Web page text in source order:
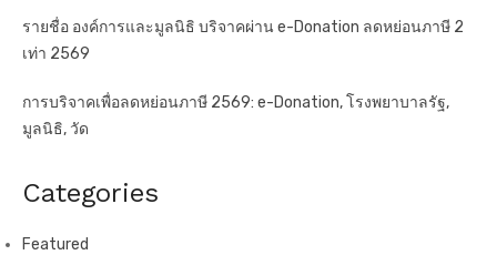
รายชื่อ องค์การและมูลนิธิ บริจาคผ่าน e-Donation ลดหย่อนภาษี 2
เท่า 2569
การบริจาคเพื่อลดหย่อนภาษี 2569: e-Donation, โรงพยาบาลรัฐ,
มูลนิธิ, วัด
Categories
Featured